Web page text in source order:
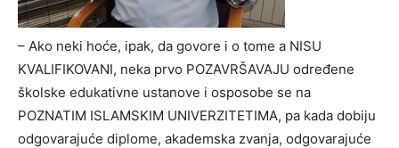
– Ako neki hoće, ipak, da govore i o tome a NISU
KVALIFIKOVANI, neka prvo POZAVRŠAVAJU određene
školske edukativne ustanove i osposobe se na
POZNATIM ISLAMSKIM UNIVERZITETIMA, pa kada dobiju
odgovarajuće diplome, akademska zvanja, odgovarajuće